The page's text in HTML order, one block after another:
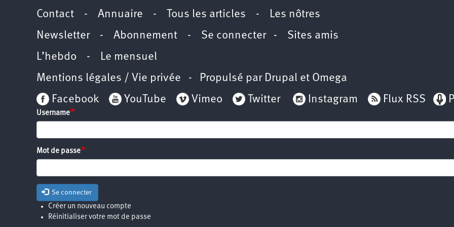
Contact - Annuaire - Tous les articles - Les nôtres
Newsletter- Abonnement - Se connecter- Sites amis
L’hebdo - Le mensuel
Mentions légales / Vie privée - Propulsé par Drupal et Omega
Facebook
YouTube Vimeo Twitter Instagram Flux RSS
Username
Mot de passe
Se connecter
Créer un nouveau compte
Réinitialiser votre mot de passe